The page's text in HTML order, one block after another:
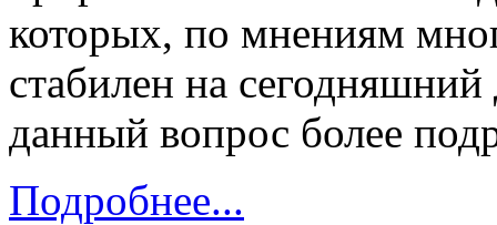
которых, по мнениям
стабилен на
данный вопрос более
Подробнее...